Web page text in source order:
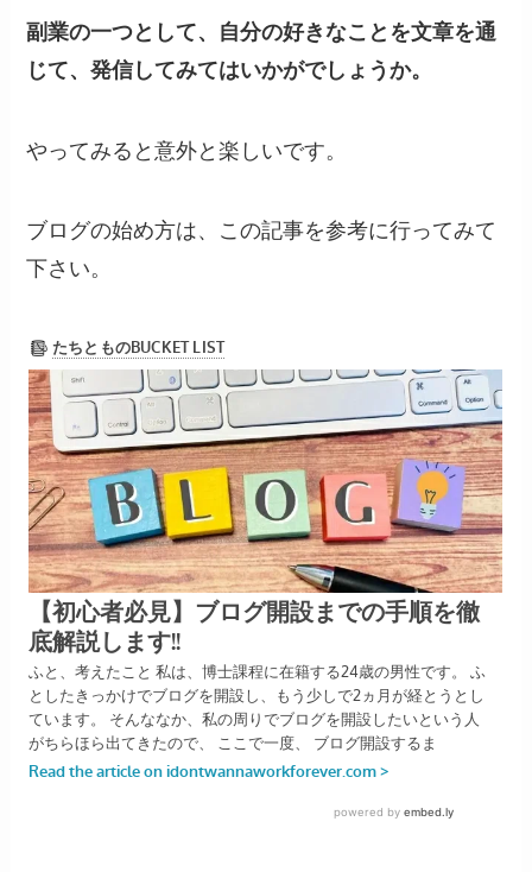
副業の一つとして、自分の好きなことを文章を通
じて、発信してみてはいかがでしょうか。
やってみると意外と楽しいです。
ブログの始め方は、この記事を参考に行ってみて
下さい。